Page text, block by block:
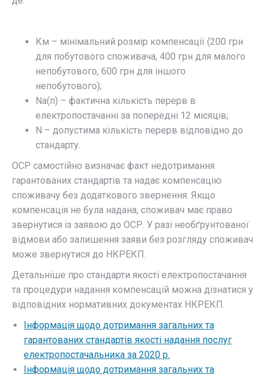
Км – мінімальний розмір компенсації (200 грн
для побутового споживача, 400 грн для малого
непобутового, 600 грн для іншого
непобутового);​
Nа(п) – фактична кількість перерв в
електропостачанні за попередні 12 місяців;​
N – допустима кількість перерв відповідно до
стандарту.​
ОСР самостійно визначає факт недотримання
гарантованих стандартів та надає компенсацію
споживачу без додаткового звернення. Якщо
компенсація не була надана, споживач має право
звернутися із заявою до ОСР. У разі необґрунтованої
відмови або залишення заяви без розгляду споживач
може звернутися до НКРЕКП.​
Детальніше про стандарти якості електропостачання
та процедури надання компенсацій можна дізнатися у
відповідних нормативних документах НКРЕКП.
Інформація щодо дотримання загальних та
гарантованих стандартів якості надання послуг
електропостачальника за 2020 р.
Інформація щодо дотримання загальних та